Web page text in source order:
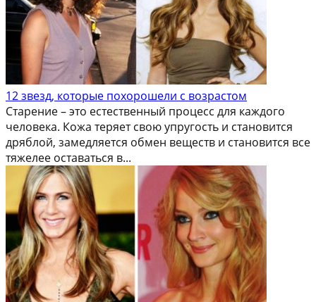
12 звезд, которые похорошели с возрастом
Старение – это естественный процесс для каждого
человека. Кожа теряет свою упругость и становится
дряблой, замедляется обмен веществ и становится все
тяжелее оставаться в...